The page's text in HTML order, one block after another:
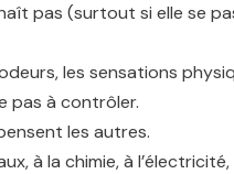
pas (surtout si elle se
les sensations
pas à contrôler.
les autres.
à la chimie, à